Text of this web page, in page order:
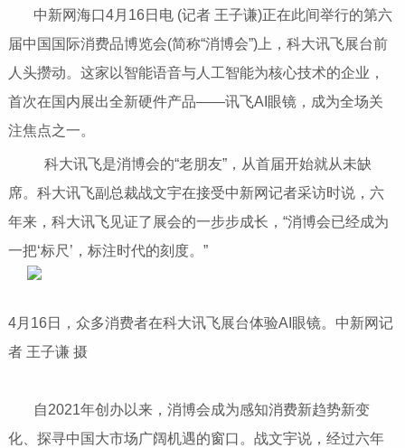
中新网海口4月16日电 (记者 王子谦)正在此间举行的第六
届中国国际消费品博览会(简称“消博会”)上，科大讯飞展台前
人头攒动。这家以智能语音与人工智能为核心技术的企业，
首次在国内展出全新硬件产品——讯飞AI眼镜，成为全场关
注焦点之一。
科大讯飞是消博会的“老朋友”，从首届开始就从未缺
席。科大讯飞副总裁战文宇在接受中新网记者采访时说，六
年来，科大讯飞见证了展会的一步步成长，“消博会已经成为
一把‘标尺’，标注时代的刻度。”
4月16日，众多消费者在科大讯飞展台体验AI眼镜。中新网记
者 王子谦 摄
自2021年创办以来，消博会成为感知消费新趋势新变
化、探寻中国大市场广阔机遇的窗口。战文宇说，经过六年